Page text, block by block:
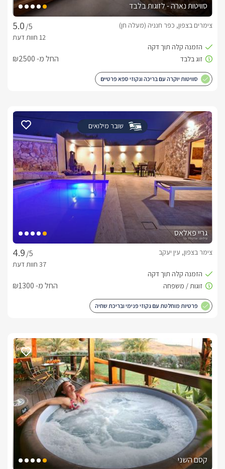
סוויטות נארה - לזוגות בלבד
/5
צימרים בצפון, כפר חנניה (מעלה חן)
החל מ- ₪2500
סוויטות יוקרה עם בריכה וגקוזי ספא פרטיים
שובר מילואים
גריי פאלאס
/5
צימר בצפון, עין יעקב
החל מ- ₪1300
פרטיות מוחלטת עם גקוזי פנימי ובריכת שחיה
קסם השני